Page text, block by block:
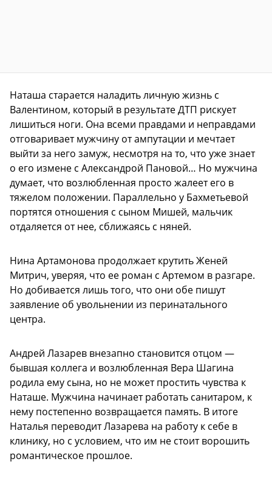
Наташа старается наладить личную жизнь с
Валентином, который в результате ДТП рискует
лишиться ноги. Она всеми правдами и неправдами
отговаривает мужчину от ампутации и мечтает
выйти за него замуж, несмотря на то, что уже знает
о его измене с Александрой Пановой… Но мужчина
думает, что возлюбленная просто жалеет его в
тяжелом положении. Параллельно у Бахметьевой
портятся отношения с сыном Мишей, мальчик
отдаляется от нее, сближаясь с няней.
Нина Артамонова продолжает крутить Женей
Митрич, уверяя, что ее роман с Артемом в разгаре.
Но добивается лишь того, что они обе пишут
заявление об увольнении из перинатального
центра.
Андрей Лазарев внезапно становится отцом —
бывшая коллега и возлюбленная Вера Шагина
родила ему сына, но не может простить чувства к
Наташе. Мужчина начинает работать санитаром, к
нему постепенно возвращается память. В итоге
Наталья переводит Лазарева на работу к себе в
клинику, но с условием, что им не стоит ворошить
романтическое прошлое.